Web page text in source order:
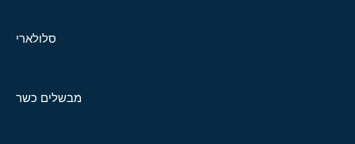
סלולארי
מבשלים כשר